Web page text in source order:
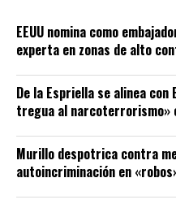
EEUU nomina como
experta en zonas de alto
De la Espriella se alinea
tregua al narcoterrorismo»
Murillo despotrica contra
autoincriminación en